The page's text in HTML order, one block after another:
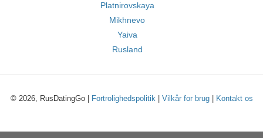
Platnirovskaya
Mikhnevo
Yaiva
Rusland
© 2026, RusDatingGo | Fortrolighedspolitik| Vilkår for brug| Kontakt os